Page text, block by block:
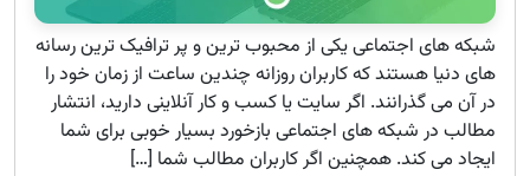
شبکه ‌های اجتماعی یکی از محبوب‌ ترین و پر ترافیک ترین رسانه
های دنیا هستند که کاربران روزانه چندین ساعت از زمان خود را
در آن می گذرانند. اگر سایت یا کسب و کار آنلاینی دارید، انتشار
مطالب در شبکه های اجتماعی بازخورد بسیار خوبی برای شما
ایجاد می کند. همچنین اگر کاربران مطالب شما […]